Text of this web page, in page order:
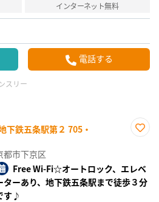
インターネット無料
電話する
スリー
鉄五条駅第２ 705・
録
都市下京区
Free Wi-Fi☆オートロック、エレベ
ターあり、地下鉄五条駅まで徒歩３分
す♪